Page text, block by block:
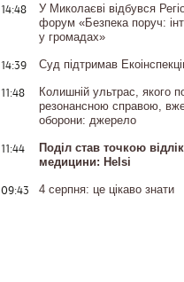
14:48
У Миколаєві відбувся
форум «Безпека поруч:
у громадах»
14:39 Суд підтримав
11:48
Колишній ультрас, якого
резонансною справою,
оборони: джерело
11:44
Поділ став точкою
медицини: Helsi
09:43 4 серпня: це цікаво знати